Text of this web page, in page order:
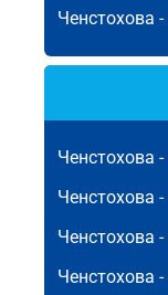
Ченстохова -
Ченстохова -
Ченстохова -
Ченстохова -
Ченстохова -